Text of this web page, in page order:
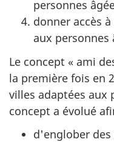
personnes
donner accès
aux personnes
Le concept « ami
la première fois en
villes adaptées aux
concept a évolué
d'englober